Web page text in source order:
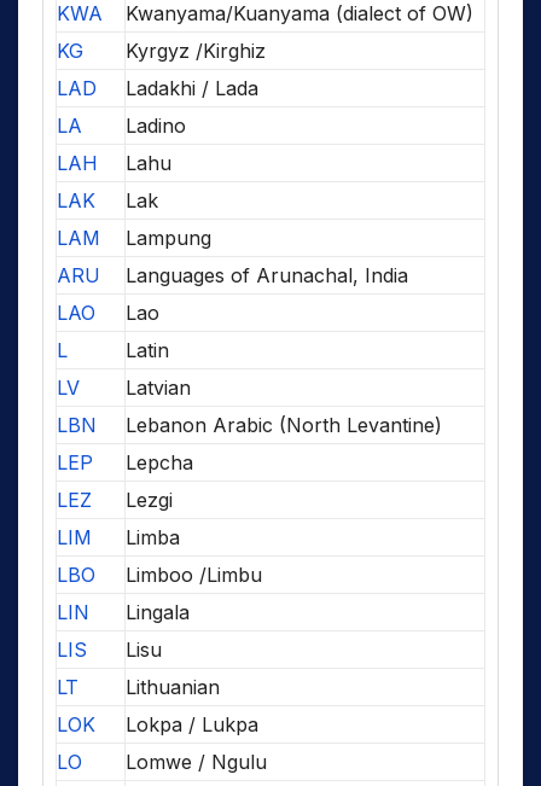
KWA
Kwanyama/Kuanyama (dialect of OW)
KG
Kyrgyz /Kirghiz
LAD
Ladakhi / Lada
LA
Ladino
LAH
Lahu
LAK
Lak
LAM
Lampung
ARU
Languages of Arunachal, India
LAO
Lao
L
Latin
LV
Latvian
LBN
Lebanon Arabic (North Levantine)
LEP
Lepcha
LEZ
Lezgi
LIM
Limba
LBO
Limboo /Limbu
LIN
Lingala
LIS
Lisu
LT
Lithuanian
LOK
Lokpa / Lukpa
LO
Lomwe / Ngulu